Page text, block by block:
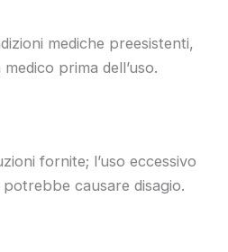
mediche preesistenti,
prima dell’uso.
fornite; l’uso eccessivo
causare disagio.